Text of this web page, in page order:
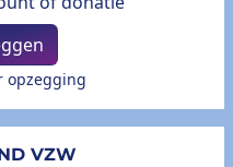
opzegging
VZW